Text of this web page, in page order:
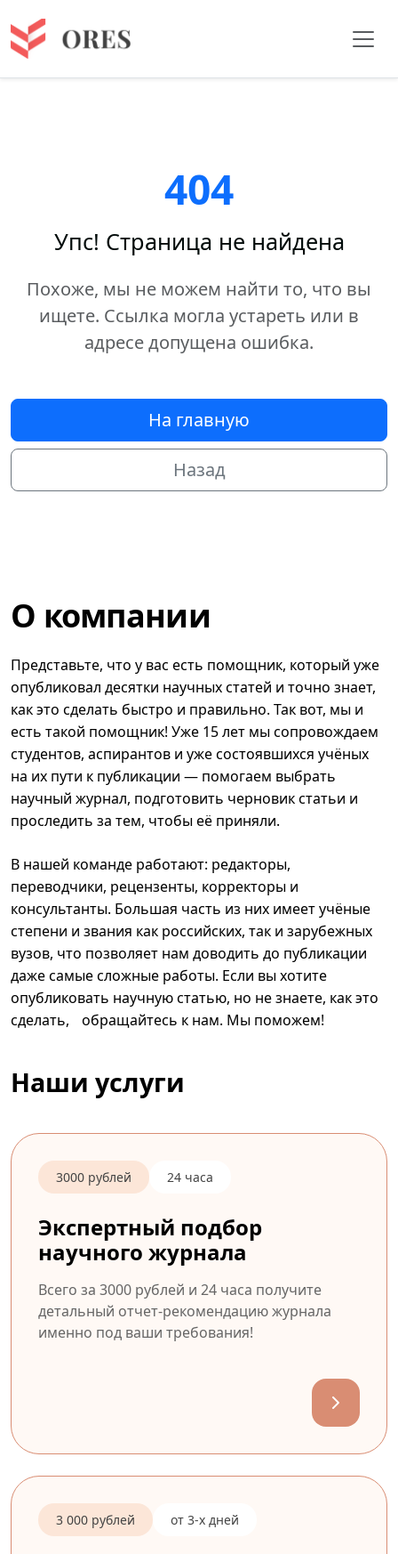
404
Упс! Страница не найдена
Похоже, мы не можем найти то, что вы
ищете. Ссылка могла устареть или в
адресе допущена ошибка.
На главную
Назад
О компании
Представьте, что у вас есть помощник, который уже
опубликовал десятки научных статей и точно знает,
как это сделать быстро и правильно. Так вот, мы и
есть такой помощник! Уже 15 лет мы сопровождаем
студентов, аспирантов и уже состоявшихся учёных
на их пути к публикации — помогаем выбрать
научный журнал, подготовить черновик статьи и
проследить за тем, чтобы её приняли.
В нашей команде работают: редакторы,
переводчики, рецензенты, корректоры и
консультанты. Большая часть из них имеет учёные
степени и звания как российских, так и зарубежных
вузов, что позволяет нам доводить до публикации
даже самые сложные работы. Если вы хотите
опубликовать научную статью, но не знаете, как это
сделать, обращайтесь к нам. Мы поможем!
Наши услуги
3000 рублей 24 часа
Экспертный подбор
научного журнала
Всего за 3000 рублей и 24 часа получите
детальный отчет-рекомендацию журнала
именно под ваши требования!
3 000 рублей от 3-х дней